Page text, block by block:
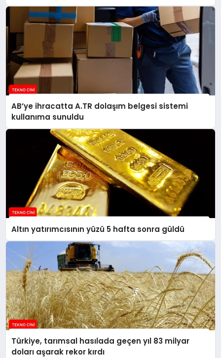
AB’ye ihracatta A.TR dolaşım belgesi sistemi
kullanıma sunuldu
Altın yatırımcısının yüzü 5 hafta sonra güldü
Türkiye, tarımsal hasılada geçen yıl 83 milyar
doları aşarak rekor kırdı